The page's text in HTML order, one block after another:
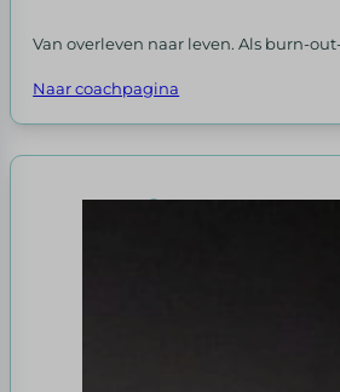
Van overleven naar leven. Als burn-
Naar coachpagina